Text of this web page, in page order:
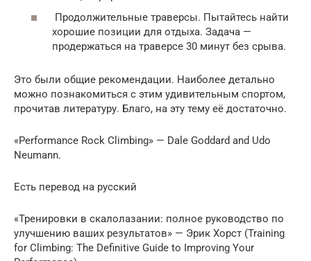
Продолжительные траверсы. Пытайтесь найти
хорошие позиции для отдыха. Задача —
продержаться на траверсе 30 минут без срыва.
Это были общие рекомендации. Наиболее детально
можно познакомиться с этим удивительным спортом,
прочитав литературу. Благо, на эту тему её достаточно.
«Performance Rock Climbing» — Dale Goddard and Udo
Neumann.
Есть перевод на русский
«Тренировки в скалолазании: полное руководство по
улучшению ваших результатов» — Эрик Хорст (Training
for Climbing: The Definitive Guide to Improving Your